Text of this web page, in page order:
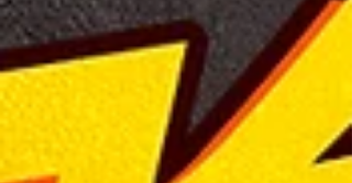
全可靠的儲存空間外，更提供多元化的充電功能，
成為工作的強大心臟！